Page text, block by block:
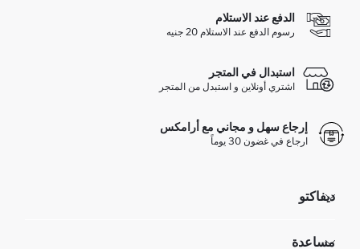
الدفع عند الاستلام
رسوم الدفع عند الاستلام 20 جنيه
استبدال في المتجر
اشتري أونلاين و استبدل من المتجر
إرجاع سهل و مجاني مع أرامكس
ارجاع في غضون 30 يوماً
ديفاكتو
مساعدة